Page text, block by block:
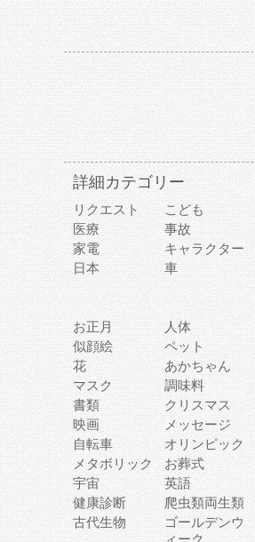
詳細カテゴリー
リクエスト こども
医療
事故
家電
キャラクター
日本
車
お正月
人体
似顔絵
ペット
花
あかちゃん
マスク
調味料
書類
クリスマス
映画
メッセージ
自転車
オリンピック
メタボリック
お葬式
宇宙
英語
健康診断
爬虫類両生類
古代生物
ゴールデンウ